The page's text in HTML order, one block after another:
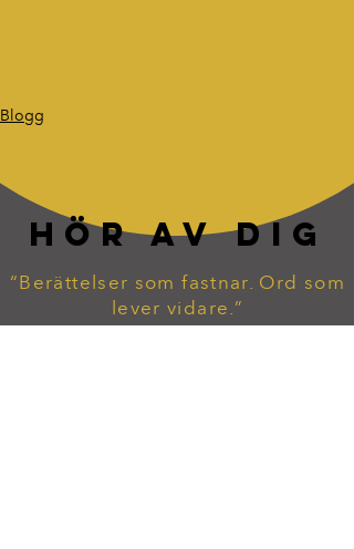
Blogg
HÖR AV DIG
“Berättelser som fastnar. Ord som
lever vidare.”